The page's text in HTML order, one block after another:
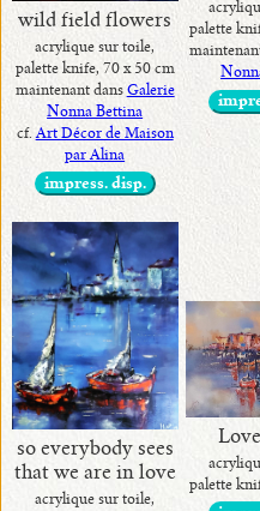
wild field flowers
acrylique sur toile,
palette knife, 70 x 50 cm
maintenant dans Galerie
Nonna Bettina
cf.Art Décor de Maison
par Alina
impress. disp.
palette
so everybody sees
that we are in love
acrylique sur toile,
palette